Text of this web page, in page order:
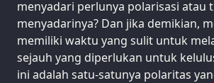
menyadari perlunya polarisasi atau
menyadarinya? Dan jika demikian,
memiliki waktu yang sulit untuk
sejauh yang diperlukan untuk
ini adalah satu-satunya polaritas